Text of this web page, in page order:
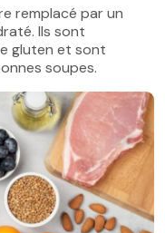
remplacé par un
Ils sont
gluten et sont
soupes.